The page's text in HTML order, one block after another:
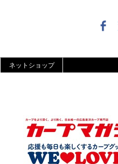
ネットショップ